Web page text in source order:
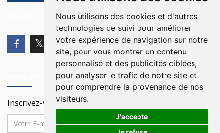
Nous utilisons des cookies et d'autres
technologies de suivi pour améliorer
votre expérience de navigation sur notre
site, pour vous montrer un contenu
personnalisé et des publicités ciblées,
pour analyser le trafic de notre site et
pour comprendre la provenance de nos
visiteurs.
J'accepte
© 2026 Ici Beyrouth. Tous les droits sont réservés.
Inscrivez-vous à notre Newsletter